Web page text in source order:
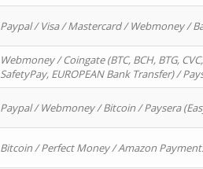
Paypal / Visa / Mastercard / Webmoney /
Webmoney / Coingate (BTC, BCH, BTG,
SafetyPay, EUROPEAN Bank Transfer) /
Paypal / Webmoney / Bitcoin / Paysera
Bitcoin / Perfect Money / Amazon